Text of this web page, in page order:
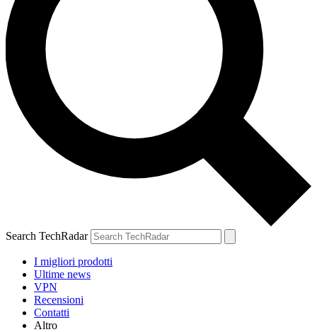
Search TechRadar
I migliori prodotti
Ultime news
VPN
Recensioni
Contatti
Altro